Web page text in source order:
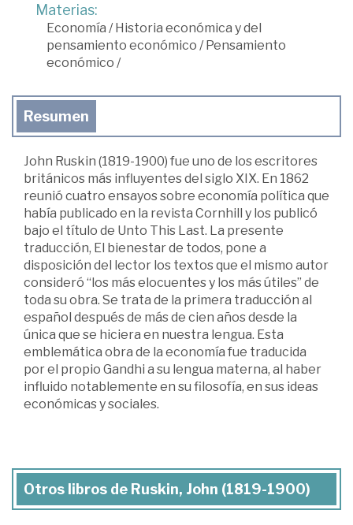
Materias:
Economía /Historia económica y del
pensamiento económico /Pensamiento
económico /
Resumen
John Ruskin (1819-1900) fue uno de los escritores
británicos más influyentes del siglo XIX. En 1862
reunió cuatro ensayos sobre economía política que
había publicado en la revista Cornhill y los publicó
bajo el título de Unto This Last. La presente
traducción, El bienestar de todos, pone a
disposición del lector los textos que el mismo autor
consideró “los más elocuentes y los más útiles” de
toda su obra. Se trata de la primera traducción al
español después de más de cien años desde la
única que se hiciera en nuestra lengua. Esta
emblemática obra de la economía fue traducida
por el propio Gandhi a su lengua materna, al haber
influido notablemente en su filosofía, en sus ideas
económicas y sociales.
Otros libros de Ruskin, John (1819-1900)